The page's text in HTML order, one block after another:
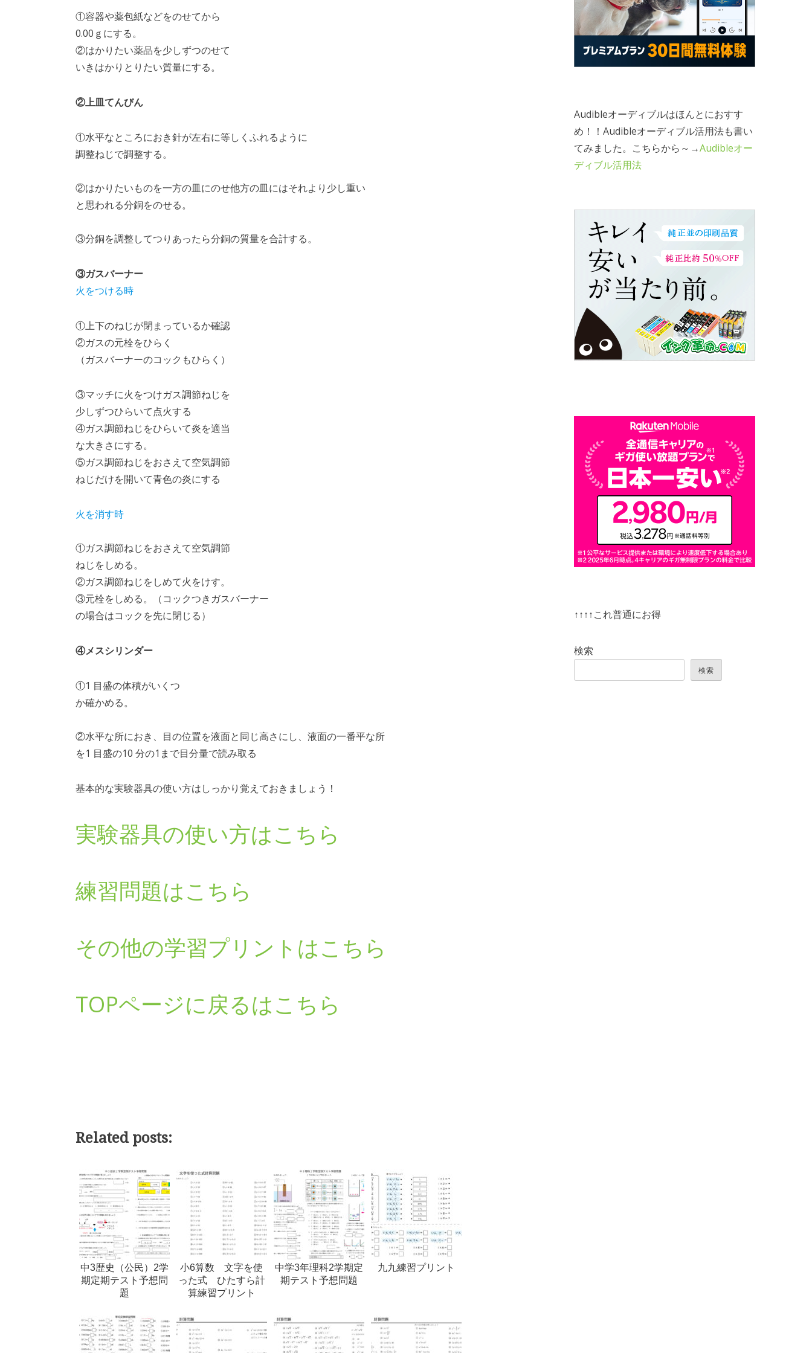
①容器や薬包紙などをのせてから
0.00ｇにする。
②はかりたい薬品を少しずつのせて
いきはかりとりたい質量にする。
②上皿てんびん
①水平なところにおき針が左右に等しくふれるように
調整ねじで調整する。
②はかりたいものを一方の皿にのせ他方の皿にはそれより少し重い
と思われる分銅をのせる。
③分銅を調整してつりあったら分銅の質量を合計する。
③ガスバーナー
火をつける時
①上下のねじが閉まっているか確認
②ガスの元栓をひらく
（ガスバーナーのコックもひらく）
③マッチに火をつけガス調節ねじを
少しずつひらいて点火する
④ガス調節ねじをひらいて炎を適当
な大きさにする。
⑤ガス調節ねじをおさえて空気調節
ねじだけを開いて青色の炎にする
火を消す時
①ガス調節ねじをおさえて空気調節
ねじをしめる。
②ガス調節ねじをしめて火をけす。
③元栓をしめる。（コックつきガスバーナー
の場合はコックを先に閉じる）
④メスシリンダー
①1 目盛の体積がいくつ
か確かめる。
②水平な所におき、目の位置を液面と同じ高さにし、液面の一番平な所
を1 目盛の10 分の1まで目分量で読み取る
基本的な実験器具の使い方はしっかり覚えておきましょう！
実験器具の使い方はこちら
練習問題はこちら
その他の学習プリントはこちら
TOPページに戻るはこちら
Related posts:
中3歴史（公民）2学
期定期テスト予想問
題
小6算数 文字を使
った式 ひたすら計
算練習プリント
中学3年理科2学期定
期テスト予想問題
九九練習プリント
Audibleオーディブルはほんとにおすす
め！！Audibleオーディブル活用法も書い
てみました。こちらから～→Audibleオー
ディブル活用法
↑↑↑↑これ普通にお得
検索
検索